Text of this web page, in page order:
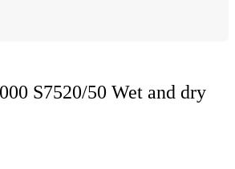
S7520/50 Wet and dry